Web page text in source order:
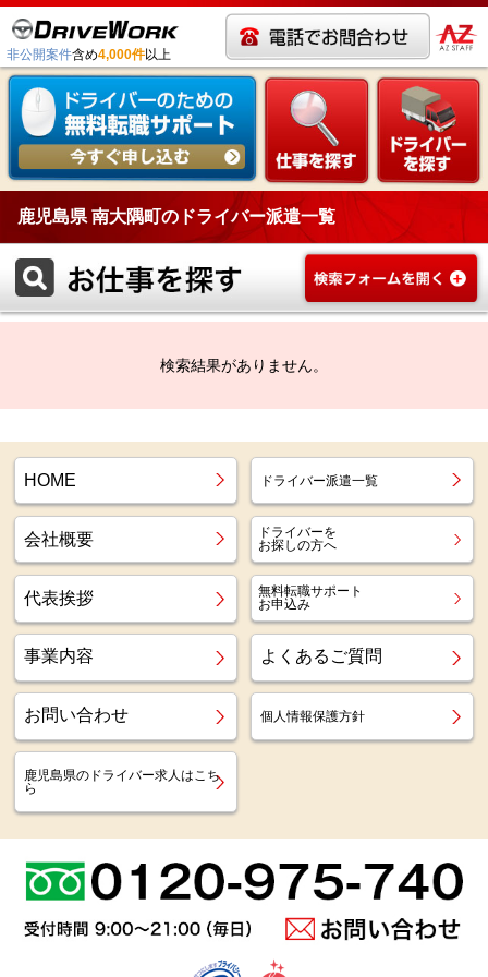
非公開案件含め4,000件以上
鹿児島県 南大隅町のドライバー派遣一覧
検索結果がありません。
HOME ドライバー派遣一覧
会社概要
ドライバーを
お探しの方へ
代表挨拶
無料転職サポート
お申込み
事業内容 よくあるご質問
お問い合わせ 個人情報保護方針
鹿児島県のドライバー求人はこち
ら